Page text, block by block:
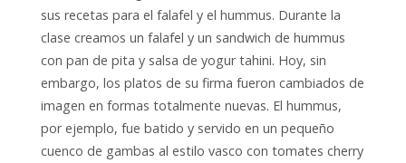
sus recetas para el falafel y el hummus. Durante la
clase creamos un falafel y un sandwich de hummus
con pan de pita y salsa de yogur tahini. Hoy, sin
embargo, los platos de su firma fueron cambiados de
imagen en formas totalmente nuevas. El hummus,
por ejemplo, fue batido y servido en un pequeño
cuenco de gambas al estilo vasco con tomates cherry